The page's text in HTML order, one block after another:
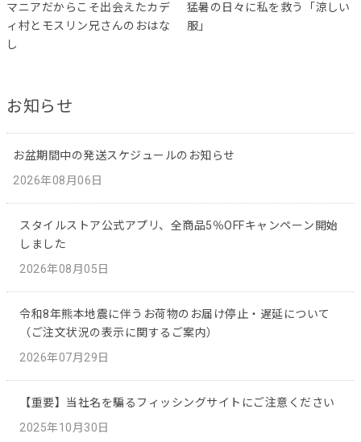
マニアだからこそ出会えたカデ
ィ村とモスリン兄さんのおはな
し
猛暑の日々に私を救う「涼しい
服」
お知らせ
お盆期間中の発送スケジュールのお知らせ
2026年08月06日
スタイルストア公式アプリ、全商品5％OFFキャンペーン開始
しました
2026年08月05日
令和8年熊本地震に伴うお荷物のお届け停止・遅延について
（ご注文状況の表示に関するご案内）
2026年07月29日
【重要】当社名を騙るフィッシングサイトにご注意ください
2025年10月30日